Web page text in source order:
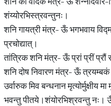
शंय्योरभिस्त्रवन्तुनः।
शनि गायत्री मंत्र­- ऊँ भगभवाय
प्रचोद्यात्।
तांत्रिक शनि मंत्र- ऊँ प्रां प्रीं प्रौं
शनि दोष निवारण मंत्र- ऊँ त्रयम्बकं
उर्वारुक मिव बन्धनान मृत्योर्मुक्षीय
भवन्तु पीतये।शंयोरभिश्रवन्तु